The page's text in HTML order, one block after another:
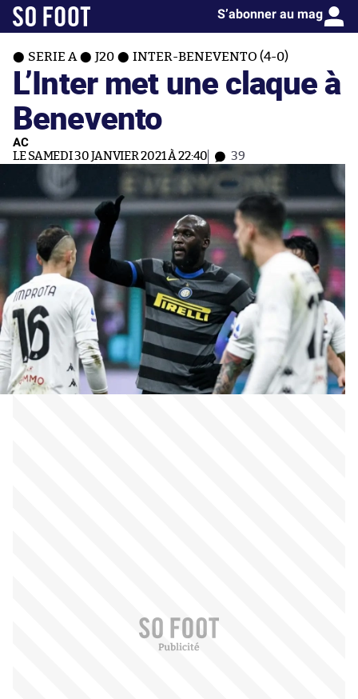
S’abonner au mag
SERIE A J20 INTER-BENEVENTO (4-0)
L’Inter met une claque à
Benevento
AC
LE SAMEDI 30 JANVIER 2021 À 22:40 39